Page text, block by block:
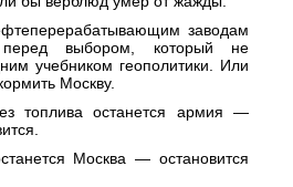
заводам
перед выбором, который не
учебником геополитики. Или
Москву.
топлива останется армия —
Москва — остановится